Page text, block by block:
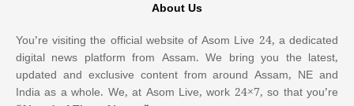
About Us
You’re visiting the official website of Asom Live 24, a dedicated
digital news platform from Assam. We bring you the latest,
updated and exclusive content from around Assam, NE and
India as a whole. We, at Asom Live, work 24×7, so that you’re